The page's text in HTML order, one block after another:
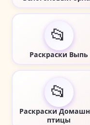
📂
Раскраски Выпь
📂
Раскраски
птицы